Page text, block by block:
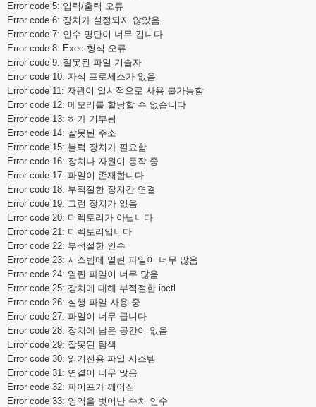
Error code 5: 입력/출력 오류
Error code 6: 장치가 설정되지 않았음
Error code 7: 인수 명단이 너무 깁니다
Error code 8: Exec 형식 오류
Error code 9: 잘못된 파일 기술자
Error code 10: 자식 프로세스가 없음
Error code 11: 자원이 일시적으로 사용 불가능함
Error code 12: 메모리를 할당할 수 없습니다
Error code 13: 허가 거부됨
Error code 14: 잘못된 주소
Error code 15: 블럭 장치가 필요함
Error code 16: 장치나 자원이 동작 중
Error code 17: 파일이 존재합니다
Error code 18: 부적절한 장치간 연결
Error code 19: 그런 장치가 없음
Error code 20: 디렉토리가 아닙니다
Error code 21: 디렉토리입니다
Error code 22: 부적절한 인수
Error code 23: 시스템에 열린 파일이 너무 많음
Error code 24: 열린 파일이 너무 많음
Error code 25: 장치에 대해 부적절한 ioctl
Error code 26: 실행 파일 사용 중
Error code 27: 파일이 너무 큽니다
Error code 28: 장치에 남은 공간이 없음
Error code 29: 잘못된 탐색
Error code 30: 읽기전용 파일 시스템
Error code 31: 연결이 너무 많음
Error code 32: 파이프가 깨어짐
Error code 33: 영역을 벗어난 수치 인수